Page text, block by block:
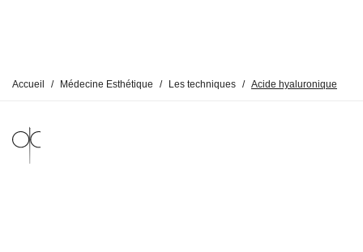
Accueil / Médecine Esthétique / Les techniques / Acide hyaluronique